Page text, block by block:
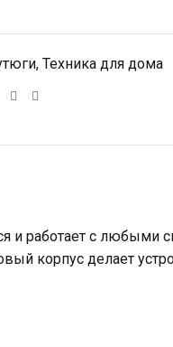
, Техника для дома
и работает с любыми
корпус делает